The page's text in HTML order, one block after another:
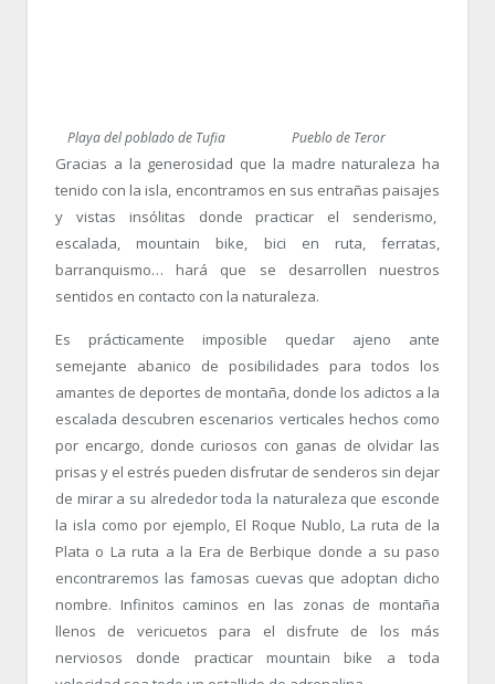
Playa del poblado de Tufia Pueblo de Teror
Gracias a la generosidad que la madre naturaleza ha
tenido con la isla, encontramos en sus entrañas paisajes
y vistas insólitas donde practicar el senderismo,
escalada, mountain bike, bici en ruta, ferratas,
barranquismo… hará que se desarrollen nuestros
sentidos en contacto con la naturaleza.
Es prácticamente imposible quedar ajeno ante
semejante abanico de posibilidades para todos los
amantes de deportes de montaña, donde los adictos a la
escalada descubren escenarios verticales hechos como
por encargo, donde curiosos con ganas de olvidar las
prisas y el estrés pueden disfrutar de senderos sin dejar
de mirar a su alrededor toda la naturaleza que esconde
la isla como por ejemplo, El Roque Nublo, La ruta de la
Plata o La ruta a la Era de Berbique donde a su paso
encontraremos las famosas cuevas que adoptan dicho
nombre. Infinitos caminos en las zonas de montaña
llenos de vericuetos para el disfrute de los más
nerviosos donde practicar mountain bike a toda